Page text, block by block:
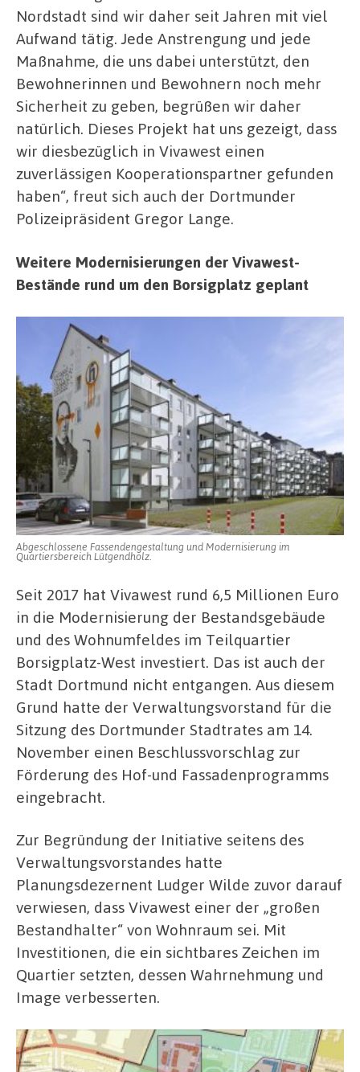
Nordstadt sind wir daher seit Jahren mit viel
Aufwand tätig. Jede Anstrengung und jede
Maßnahme, die uns dabei unterstützt, den
Bewohnerinnen und Bewohnern noch mehr
Sicherheit zu geben, begrüßen wir daher
natürlich. Dieses Projekt hat uns gezeigt, dass
wir diesbezüglich in Vivawest einen
zuverlässigen Kooperationspartner gefunden
haben“, freut sich auch der Dortmunder
Polizeipräsident Gregor Lange.
Weitere Modernisierungen der Vivawest-
Bestände rund um den Borsigplatz geplant
Abgeschlossene Fassendengestaltung und Modernisierung im
Quartiersbereich Lütgendholz.
Seit 2017 hat Vivawest rund 6,5 Millionen Euro
in die Modernisierung der Bestandsgebäude
und des Wohnumfeldes im Teilquartier
Borsigplatz-West investiert. Das ist auch der
Stadt Dortmund nicht entgangen. Aus diesem
Grund hatte der Verwaltungsvorstand für die
Sitzung des Dortmunder Stadtrates am 14.
November einen Beschlussvorschlag zur
Förderung des Hof-und Fassadenprogramms
eingebracht.
Zur Begründung der Initiative seitens des
Verwaltungsvorstandes hatte
Planungsdezernent Ludger Wilde zuvor darauf
verwiesen, dass Vivawest einer der „großen
Bestandhalter“ von Wohnraum sei. Mit
Investitionen, die ein sichtbares Zeichen im
Quartier setzten, dessen Wahrnehmung und
Image verbesserten.